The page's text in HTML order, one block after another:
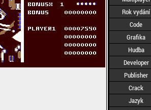
Rok vydání
Code
Grafika
Hudba
Developer
Publisher
Crack
Jazyk